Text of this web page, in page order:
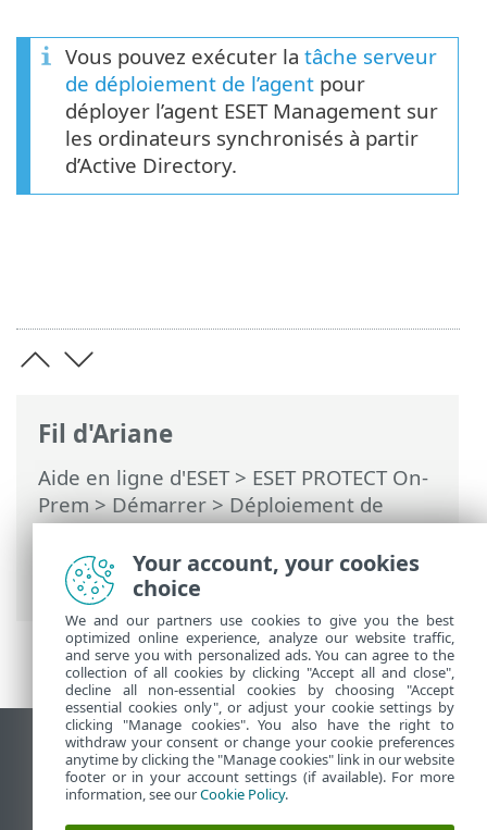
Fil d'Ariane
Aide en ligne d'ESET> ESET PROTECT On-
Prem>Démarrer>Déploiement de
l’agent ESET Management> Ajouter des
ordinateurs en utilisant la
synchronisation Active Directory
Vous pouvez exécuter la tâche serveur
de déploiement de l’agent pour
déployer l’agent ESET Management sur
les ordinateurs synchronisés à partir
d’Active Directory.
Afficher le site pour ordinateur de bureau
End of Life
Base de connaissances ESET
Your account, your cookies
choice
We and our partners use cookies to give you the best
optimized online experience, analyze our website traffic,
and serve you with personalized ads. You can agree to the
collection of all cookies by clicking "Accept all and close",
decline all non-essential cookies by choosing "Accept
essential cookies only", or adjust your cookie settings by
clicking "Manage cookies". You also have the right to
withdraw your consent or change your cookie preferences
anytime by clicking the "Manage cookies" link in our website
footer or in your account settings (if available). For more
information, see ourCookie Policy.